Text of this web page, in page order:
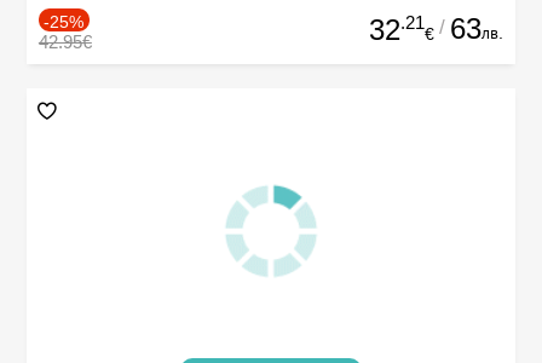
-25%
42.95€ 32.21
€ / 63лв.